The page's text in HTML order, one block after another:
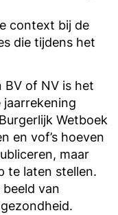
context bij de
die tijdens het
of NV is het
Wetboek
en vof’s hoeven
maar
te laten stellen.
van